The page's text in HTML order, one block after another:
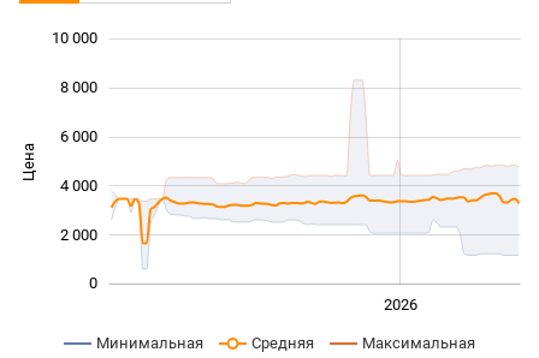
Цена
0
2 000
4 000
6 000
8 000
10 000
2026
Минимальная Средняя Максимальная